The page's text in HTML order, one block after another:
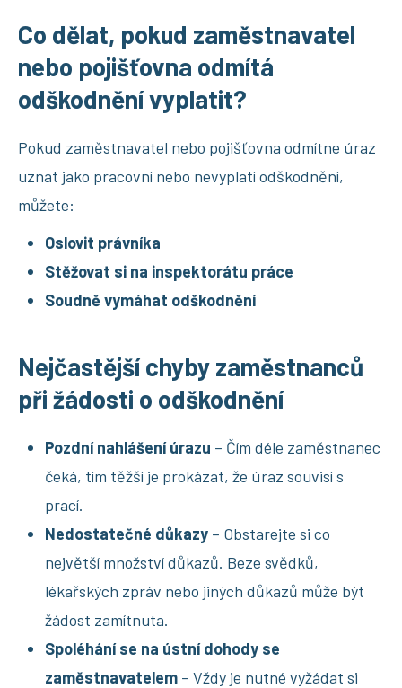
Co dělat, pokud zaměstnavatel
nebo pojišťovna odmítá
odškodnění vyplatit?
Pokud zaměstnavatel nebo pojišťovna odmítne úraz
uznat jako pracovní nebo nevyplatí odškodnění,
můžete:
Oslovit právníka
Stěžovat si na inspektorátu práce
Soudně vymáhat odškodnění
Nejčastější chyby zaměstnanců
při žádosti o odškodnění
Pozdní nahlášení úrazu – Čím déle zaměstnanec
čeká, tím těžší je prokázat, že úraz souvisí s
prací.
Nedostatečné důkazy – Obstarejte si co
největší množství důkazů. Beze svědků,
lékařských zpráv nebo jiných důkazů může být
žádost zamítnuta.
Spoléhání se na ústní dohody se
zaměstnavatelem – Vždy je nutné vyžádat si